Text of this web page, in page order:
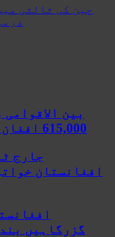
چین کی ثالثی
بین
615,000 افغان مریضوں کی طبی دیکھ بھال
جارج
افغانستان
گزرگاہیں